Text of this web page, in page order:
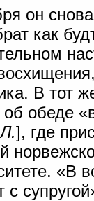
он
как
В тот
обеде
], где
«В
с